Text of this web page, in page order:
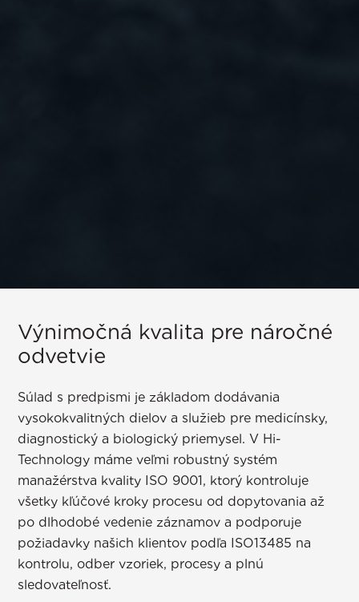
Výnimočná kvalita pre náročné
odvetvie
Súlad s predpismi je základom dodávania
vysokokvalitných dielov a služieb pre medicínsky,
diagnostický a biologický priemysel. V Hi-
Technology máme veľmi robustný systém
manažérstva kvality ISO 9001, ktorý kontroluje
všetky kľúčové kroky procesu od dopytovania až
po dlhodobé vedenie záznamov a podporuje
požiadavky našich klientov podľa ISO13485 na
kontrolu, odber vzoriek, procesy a plnú
sledovateľnosť.